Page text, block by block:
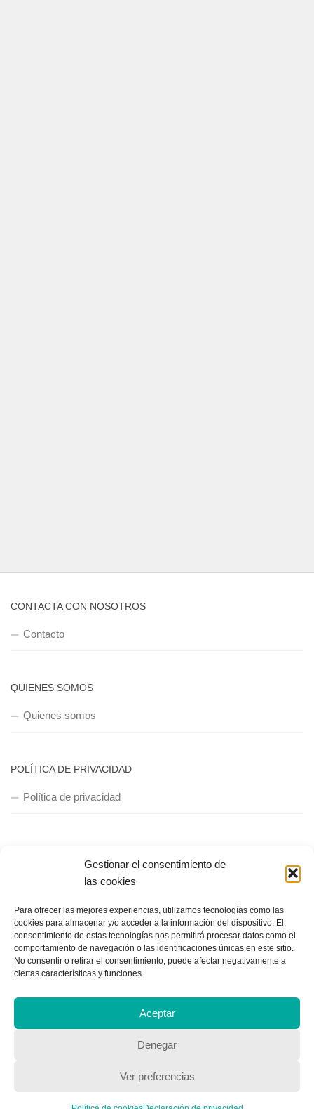
Gestionar el consentimiento de
las cookies
Para ofrecer las mejores experiencias, utilizamos tecnologías como las
cookies para almacenar y/o acceder a la información del dispositivo. El
consentimiento de estas tecnologías nos permitirá procesar datos como el
comportamiento de navegación o las identificaciones únicas en este sitio.
No consentir o retirar el consentimiento, puede afectar negativamente a
ciertas características y funciones.
Aceptar
Denegar
Ver preferencias
CONTACTA CON NOSOTROS
Contacto
QUIENES SOMOS
Quienes somos
POLÍTICA DE PRIVACIDAD
Política de privacidad
Copyright © 2018, Equipo IIColumnas